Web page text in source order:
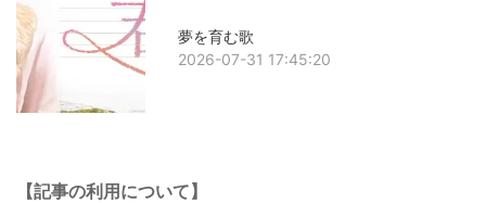
夢を育む歌
2026-07-31 17:45:20
【記事の利用について】